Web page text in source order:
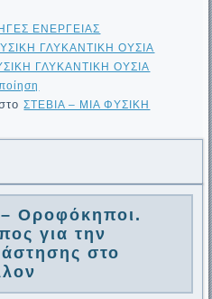
ΕΝΕΡΓΕΙΑΣ
ΓΛΥΚΑΝΤΙΚΗ ΟΥΣΙΑ
ΓΛΥΚΑΝΤΙΚΗ ΟΥΣΙΑ
ΣΤΕΒΙΑ – ΜΙΑ ΦΥΣΙΚΗ
Οροφόκηποι.
για την
στο